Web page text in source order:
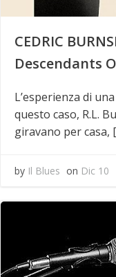
CEDRIC
Descendants
L’esperienza di
questo caso, R.L.
giravano per casa,
by Il Blues on Dic 10